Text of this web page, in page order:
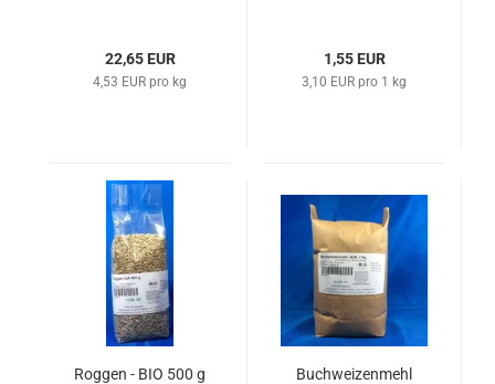
22,65 EUR
4,53 EUR pro kg
1,55 EUR
3,10 EUR pro 1 kg
Roggen - BIO 500 g
Buchweizenmehl